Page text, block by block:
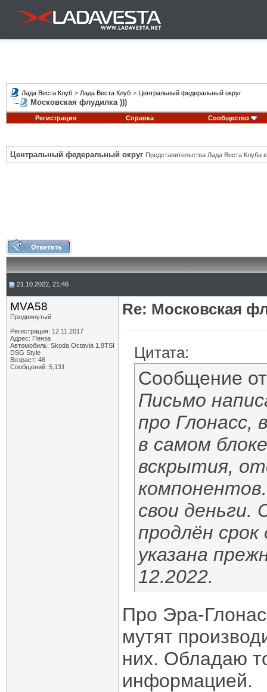
Лада Веста Клуб > Лада Веста Клуб > Центральный федеральный округ
Московская флудилка )))
Регистрация Справка Сообщество
Центральный федеральный округ Представительства Лада Веста Клуба
21.10.2022, 21:46
MVA58
Продвинутый
Регистрация: 12.11.2017
Адрес: Пенза
Автомобиль: Skoda Octavia 1.8TSI
DSG Style
Возраст: 46
Сообщений: 5,131
Re: Московская
Цитата:
Сообщение
Письмо
про Глонасс,
в самом
вскрытия,
свои деньги.
продлён
указана
12.2022.
Про Эра-
мутят
них. Обладаю
информацией.